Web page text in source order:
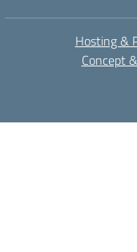
Hosting &
Concept